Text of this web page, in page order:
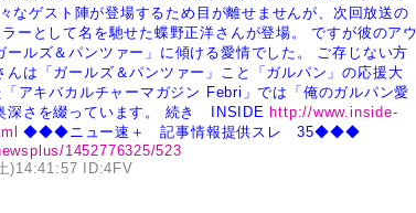
なゲスト陣が登場するため目が離せませんが、次回放送の
ーとして名を馳せた蝶野正洋さんが登場。
ですが彼のアウ
ルズ＆パンツァー」に傾ける愛情でした。
ご存じない方
は「ガールズ＆パンツァー」こと「ガルパン」の応援大
アキバカルチャーマガジン Febri」では「俺のガルパン愛
さを綴っています。
続き INSIDE http://www.inside-
◆◆◆ニュー速＋ 記事情報提供スレ 35◆◆◆
1452776325/523
)14:41:57 ID:4FV